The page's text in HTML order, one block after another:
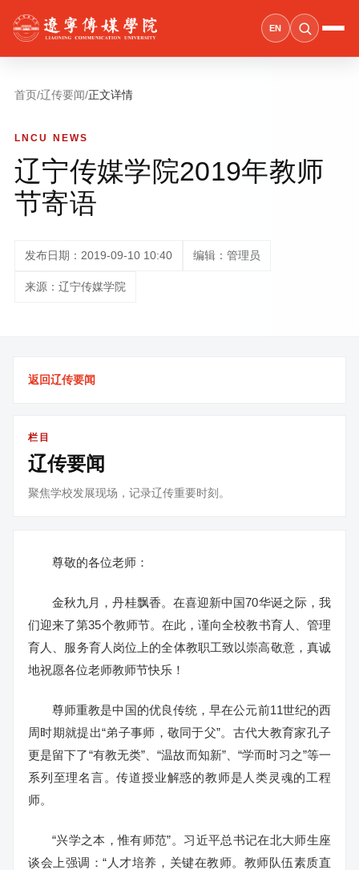
EN
首页/辽传要闻/正文详情
LNCU NEWS
辽宁传媒学院2019年教师
节寄语
发布日期：2019-09-10 10:40 编辑：管理员
来源：辽宁传媒学院
返回辽传要闻
栏目
辽传要闻
聚焦学校发展现场，记录辽传重要时刻。
尊敬的各位老师：
金秋九月，丹桂飘香。在喜迎新中国70华诞之际，我
们迎来了第35个教师节。在此，谨向全校教书育人、管理
育人、服务育人岗位上的全体教职工致以崇高敬意，真诚
地祝愿各位老师教师节快乐！
尊师重教是中国的优良传统，早在公元前11世纪的西
周时期就提出“弟子事师，敬同于父”。古代大教育家孔子
更是留下了“有教无类”、“温故而知新”、“学而时习之”等一
系列至理名言。传道授业解惑的教师是人类灵魂的工程
师。
“兴学之本，惟有师范”。习近平总书记在北大师生座
谈会上强调：“人才培养，关键在教师。教师队伍素质直